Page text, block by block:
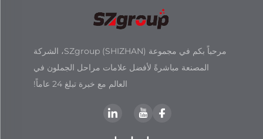
مرحباً بكم في مجموعة SZgroup (SHIZHAN)، الشركة
المصنعة مباشرةً لأفضل علامات مراحل الجملون في
العالم مع خبرة تبلغ 24 عاماً!